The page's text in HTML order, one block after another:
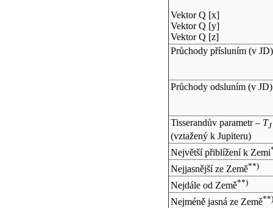
Vektor Q [x]
Vektor Q [y]
Vektor Q [z]
Průchody přísluním (v JD)
Průchody odsluním (v JD)
Tisserandův parametr – TJ
(vztažený k Jupiteru)
Největší přiblížení k Zemi
Nejjasnější ze Země**)
Nejdále od Země**)
Nejméně jasná ze Země**)